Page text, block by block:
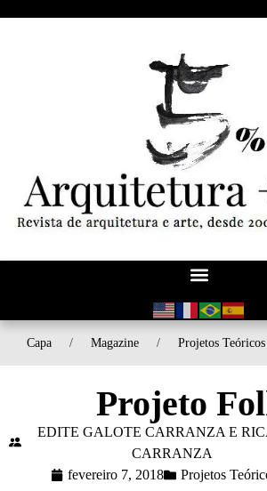
Capa / Magazine / Projetos Teóricos
Projeto
EDITE GALOTE CARRANZA E
CARRANZA
fevereiro 7, 2018
Projetos